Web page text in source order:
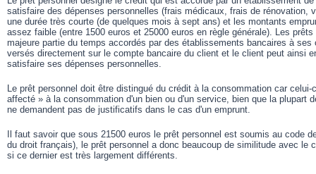
satisfaire des dépenses personnelles (frais médicaux, frais de rénovation,
une durée très courte (de quelques mois à sept ans) et les montants
assez faible (entre 1500 euros et 25000 euros en règle générale). Les
majeure partie du temps accordés par des établissements bancaires à
versés directement sur le compte bancaire du client et le client peut ainsi
satisfaire ses dépenses personnelles.
Le prêt personnel doit être distingué du crédit à la consommation car celui-
affecté » à la consommation d'un bien ou d'un service, bien que la plupart
ne demandent pas de justificatifs dans le cas d'un emprunt.
Il faut savoir que sous 21500 euros le prêt personnel est soumis au code
du droit français), le prêt personnel a donc beaucoup de similitude avec le
si ce dernier est très largement différents.